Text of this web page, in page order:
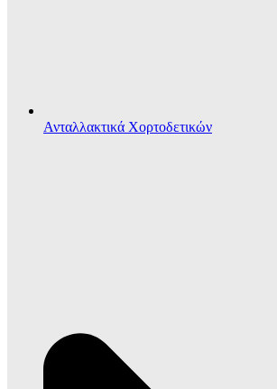
Ανταλλακτικά Χορτοδετικών